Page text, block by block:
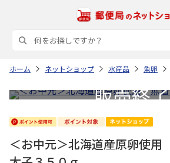
ホーム ネットショップ 水産品 魚卵
＜お中元＞北海道産原卵使